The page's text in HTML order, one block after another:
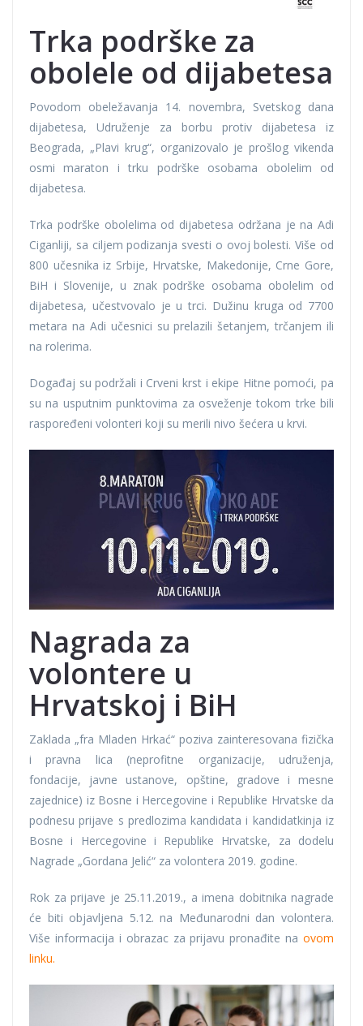
Trka podrške za
obolele od dijabetesa
Povodom obeležavanja 14. novembra, Svetskog dana
dijabetesa, Udruženje za borbu protiv dijabetesa iz
Beograda, „Plavi krug“, organizovalo je prošlog vikenda
osmi maraton i trku podrške osobama obolelim od
dijabetesa.
Trka podrške obolelima od dijabetesa održana je na Adi
Ciganliji, sa ciljem podizanja svesti o ovoj bolesti. Više od
800 učesnika iz Srbije, Hrvatske, Makedonije, Crne Gore,
BiH i Slovenije, u znak podrške osobama obolelim od
dijabetesa, učestvovalo je u trci. Dužinu kruga od 7700
metara na Adi učesnici su prelazili šetanjem, trčanjem ili
na rolerima.
Događaj su podržali i Crveni krst i ekipe Hitne pomoći, pa
su na usputnim punktovima za osveženje tokom trke bili
raspoređeni volonteri koji su merili nivo šećera u krvi.
Nagrada za
volontere u
Hrvatskoj i BiH
Zaklada „fra Mladen Hrkać“ poziva zainteresovana fizička
i pravna lica (neprofitne organizacije, udruženja,
fondacije, javne ustanove, opštine, gradove i mesne
zajednice) iz Bosne i Hercegovine i Republike Hrvatske da
podnesu prijave s predlozima kandidata i kandidatkinja iz
Bosne i Hercegovine i Republike Hrvatske, za dodelu
Nagrade „Gordana Jelić“ za volontera 2019. godine.
Rok za prijave je 25.11.2019., a imena dobitnika nagrade
će biti objavljena 5.12. na Međunarodni dan volontera.
Više informacija i obrazac za prijavu pronađite na ovom
linku.